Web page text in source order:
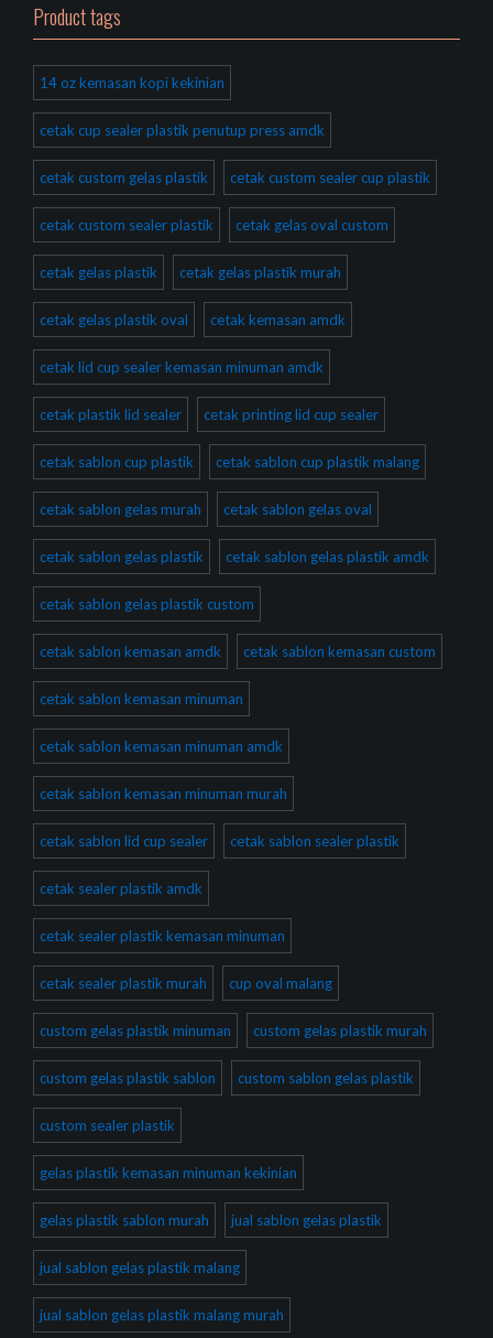
Product tags
14 oz kemasan kopi kekinian
cetak cup sealer plastik penutup press amdk
cetak custom gelas plastik cetak custom sealer cup plastik
cetak custom sealer plastik cetak gelas oval custom
cetak gelas plastik cetak gelas plastik murah
cetak gelas plastik oval cetak kemasan amdk
cetak lid cup sealer kemasan minuman amdk
cetak plastik lid sealer cetak printing lid cup sealer
cetak sablon cup plastik cetak sablon cup plastik malang
cetak sablon gelas murah cetak sablon gelas oval
cetak sablon gelas plastik cetak sablon gelas plastik amdk
cetak sablon gelas plastik custom
cetak sablon kemasan amdk cetak sablon kemasan custom
cetak sablon kemasan minuman
cetak sablon kemasan minuman amdk
cetak sablon kemasan minuman murah
cetak sablon lid cup sealer cetak sablon sealer plastik
cetak sealer plastik amdk
cetak sealer plastik kemasan minuman
cetak sealer plastik murah cup oval malang
custom gelas plastik minuman custom gelas plastik murah
custom gelas plastik sablon custom sablon gelas plastik
custom sealer plastik
gelas plastik kemasan minuman kekinian
gelas plastik sablon murah jual sablon gelas plastik
jual sablon gelas plastik malang
jual sablon gelas plastik malang murah